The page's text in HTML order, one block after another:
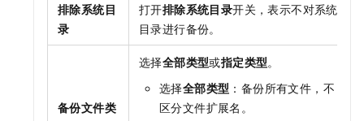
排除系统目
录
打开排除系统目录开关，表示不对系统
目录进行备份。
备份文件类
选择全部类型或指定类型。
选择全部类型 ：备份所有文件，不
区分文件扩展名。